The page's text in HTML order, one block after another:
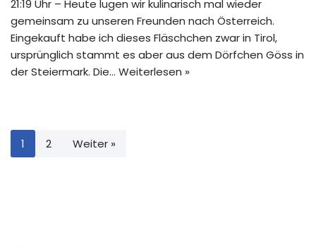
21:19 Uhr – Heute lugen wir kulinarisch mal wieder
gemeinsam zu unseren Freunden nach Österreich.
Eingekauft habe ich dieses Fläschchen zwar in Tirol,
ursprünglich stammt es aber aus dem Dörfchen Göss in
der Steiermark. Die… Weiterlesen »
1 2 Weiter »